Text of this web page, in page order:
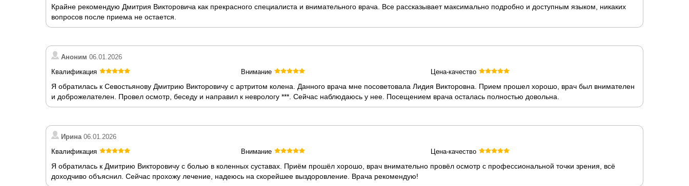
Крайне рекомендую Дмитрия Викторовича как прекрасного специалиста и внимательного врача. Все рассказывает максимально подробно и доступным языком, никаких
вопросов после приема не остается.
Аноним 06.01.2026
Квалификация
Внимание Цена-качество
Я обратилась к Севостьянову Дмитрию Викторовичу с артритом колена. Данного врача мне посоветовала Лидия Викторовна. Прием прошел хорошо, врач был внимателен
и доброжелателен. Провел осмотр, беседу и направил к неврологу ***. Сейчас наблюдаюсь у нее. Посещением врача осталась полностью довольна.
Ирина06.01.2026
Квалификация
Внимание Цена-качество
Я обратилась к Дмитрию Викторовичу с болью в коленных суставах. Приём прошёл хорошо, врач внимательно провёл осмотр с профессиональной точки зрения, всё
доходчиво объяснил. Сейчас прохожу лечение, надеюсь на скорейшее выздоровление. Врача рекомендую!